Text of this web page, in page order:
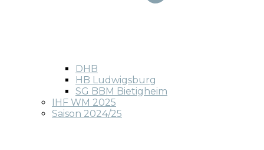
DHB
HB Ludwigsburg
SG BBM Bietigheim
IHF WM 2025
Saison 2024/25